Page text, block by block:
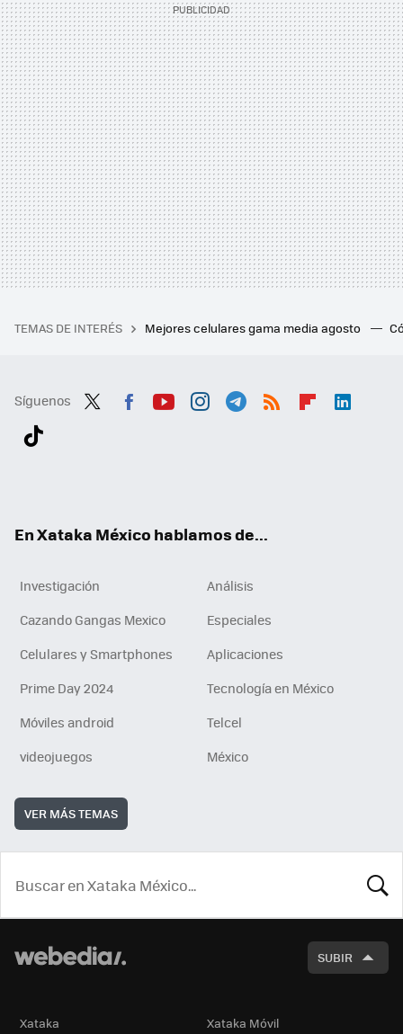
TEMAS DE INTERÉS Mejores celulares gama media agosto
Síguenos
En Xataka México hablamos de...
Investigación
Análisis
Cazando Gangas Mexico
Especiales
Celulares y Smartphones
Aplicaciones
Prime Day 2024
Tecnología en México
Móviles android
Telcel
videojuegos
México
VER MÁS TEMAS
SUBIR
Xataka Xataka Móvil